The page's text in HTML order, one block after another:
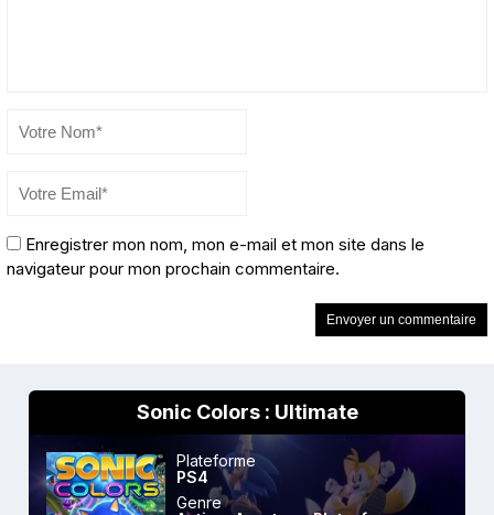
Enregistrer mon nom, mon e-mail et mon site dans le
navigateur pour mon prochain commentaire.
Sonic Colors : Ultimate
Plateforme
PS4
Genre